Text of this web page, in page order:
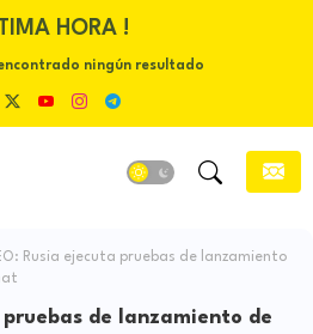
HORA !
ningún resultado
Rusia ejecuta pruebas de lanzamiento
de lanzamiento de